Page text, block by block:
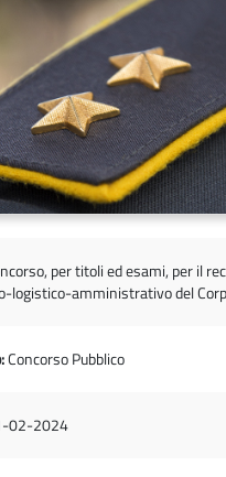
per titoli ed esami, per il
logistico-amministrativo del
Concorso Pubblico
02-2024